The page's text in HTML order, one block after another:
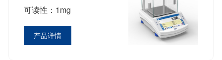
可读性：1mg
产品详情